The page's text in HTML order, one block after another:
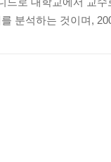
분석하는 것이며,